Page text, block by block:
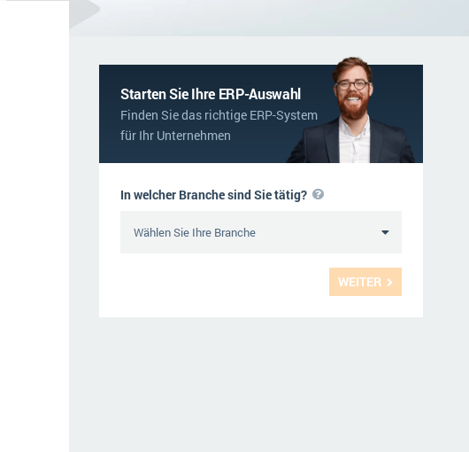
Immobilien
Textil und Mode
Versorgung
NACHRICHTENARCHIV
Starten Sie Ihre ERP-Auswahl
Finden Sie das richtige ERP-System
für Ihr Unternehmen
WEITER
In welcher Branche sind Sie tätig?